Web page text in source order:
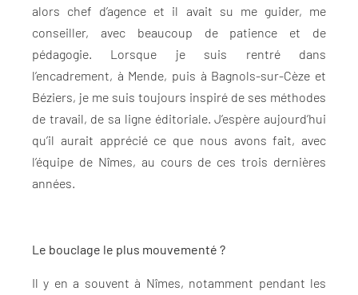
alors chef d’agence et il avait su me guider, me
conseiller, avec beaucoup de patience et de
pédagogie. Lorsque je suis rentré dans
l’encadrement, à Mende, puis à Bagnols-sur-Cèze et
Béziers, je me suis toujours inspiré de ses méthodes
de travail, de sa ligne éditoriale. J’espère aujourd’hui
qu’il aurait apprécié ce que nous avons fait, avec
l’équipe de Nîmes, au cours de ces trois dernières
années.
Le bouclage le plus mouvementé ?
Il y en a souvent à Nîmes, notamment pendant les